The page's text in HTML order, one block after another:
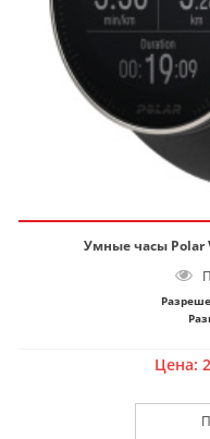
Умные часы Polar
Цена: